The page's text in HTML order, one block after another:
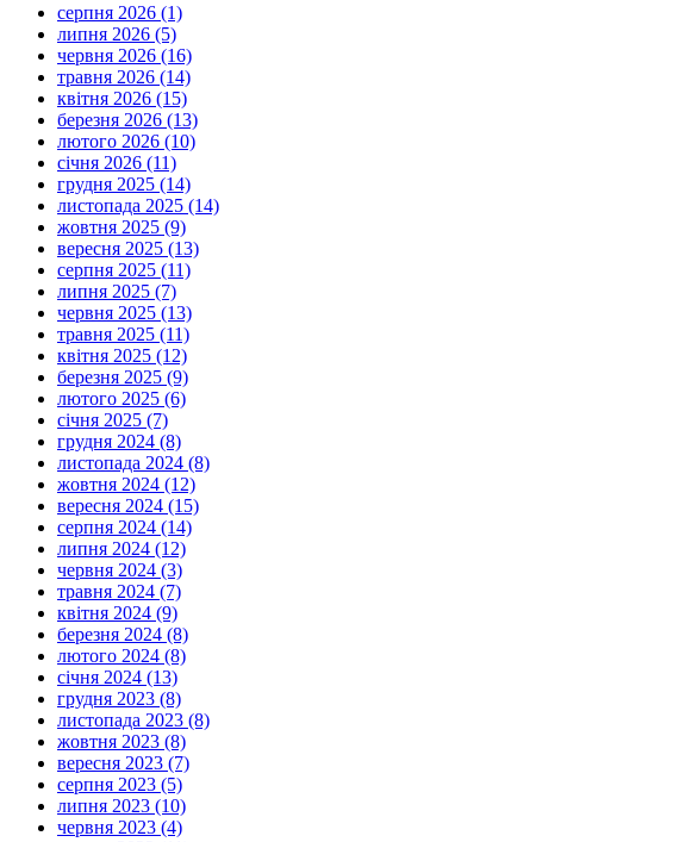
серпня 2026 (1)
липня 2026 (5)
червня 2026 (16)
травня 2026 (14)
квітня 2026 (15)
березня 2026 (13)
лютого 2026 (10)
січня 2026 (11)
грудня 2025 (14)
листопада 2025 (14)
жовтня 2025 (9)
вересня 2025 (13)
серпня 2025 (11)
липня 2025 (7)
червня 2025 (13)
травня 2025 (11)
квітня 2025 (12)
березня 2025 (9)
лютого 2025 (6)
січня 2025 (7)
грудня 2024 (8)
листопада 2024 (8)
жовтня 2024 (12)
вересня 2024 (15)
серпня 2024 (14)
липня 2024 (12)
червня 2024 (3)
травня 2024 (7)
квітня 2024 (9)
березня 2024 (8)
лютого 2024 (8)
січня 2024 (13)
грудня 2023 (8)
листопада 2023 (8)
жовтня 2023 (8)
вересня 2023 (7)
серпня 2023 (5)
липня 2023 (10)
червня 2023 (4)